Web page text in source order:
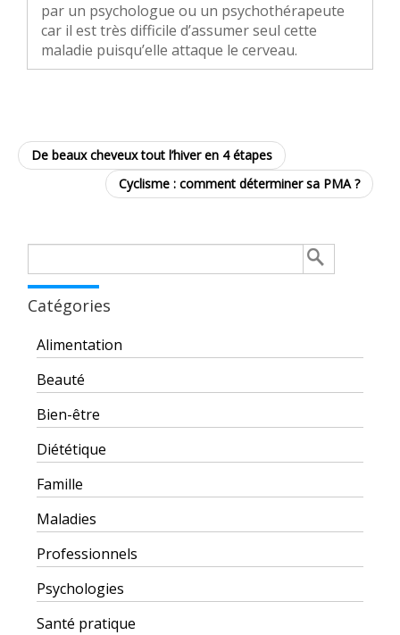
par un psychologue ou un psychothérapeute
car il est très difficile d’assumer seul cette
maladie puisqu’elle attaque le cerveau.
De beaux cheveux tout l’hiver en 4 étapes
Cyclisme : comment déterminer sa PMA ?
Catégories
Alimentation
Beauté
Bien-être
Diététique
Famille
Maladies
Professionnels
Psychologies
Santé pratique